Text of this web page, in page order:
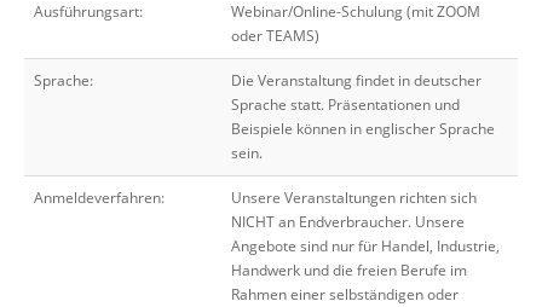
Ausführungsart:
Webinar/Online-Schulung (mit ZOOM
oder TEAMS)
Sprache:
Die Veranstaltung findet in deutscher
Sprache statt. Präsentationen und
Beispiele können in englischer Sprache
sein.
Anmeldeverfahren:
Unsere Veranstaltungen richten sich
NICHT an Endverbraucher. Unsere
Angebote sind nur für Handel, Industrie,
Handwerk und die freien Berufe im
Rahmen einer selbständigen oder